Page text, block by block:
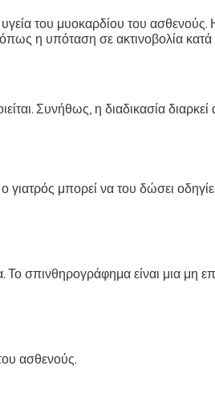
του μυοκαρδίου του ασθενούς.
η υπόταση σε ακτινοβολία κατά
Συνήθως, η διαδικασία
μπορεί να του δώσει
σπινθηρογράφημα είναι μια μη
ασθενούς.